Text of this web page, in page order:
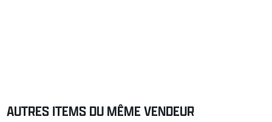
AUTRES ITEMS DU MÊME VENDEUR